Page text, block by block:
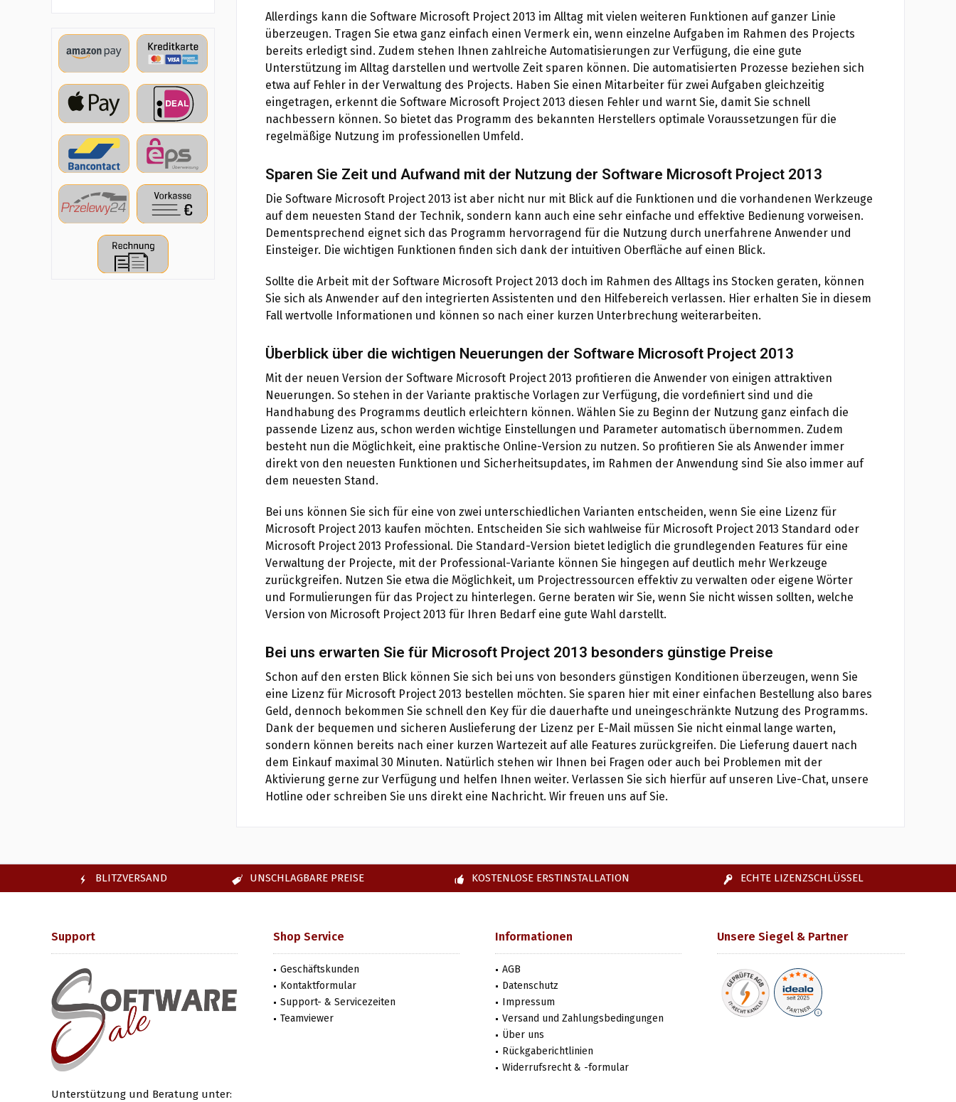
Allerdings kann die Software Microsoft Project 2013 im Alltag mit vielen weiteren Funktionen auf ganzer Linie
überzeugen. Tragen Sie etwa ganz einfach einen Vermerk ein, wenn einzelne Aufgaben im Rahmen des Projects
bereits erledigt sind. Zudem stehen Ihnen zahlreiche Automatisierungen zur Verfügung, die eine gute
Unterstützung im Alltag darstellen und wertvolle Zeit sparen können. Die automatisierten Prozesse beziehen sich
etwa auf Fehler in der Verwaltung des Projects. Haben Sie einen Mitarbeiter für zwei Aufgaben gleichzeitig
eingetragen, erkennt die Software Microsoft Project 2013 diesen Fehler und warnt Sie, damit Sie schnell
nachbessern können. So bietet das Programm des bekannten Herstellers optimale Voraussetzungen für die
regelmäßige Nutzung im professionellen Umfeld.
Sparen Sie Zeit und Aufwand mit der Nutzung der Software Microsoft Project 2013
Die Software Microsoft Project 2013 ist aber nicht nur mit Blick auf die Funktionen und die vorhandenen Werkzeuge
auf dem neuesten Stand der Technik, sondern kann auch eine sehr einfache und effektive Bedienung vorweisen.
Dementsprechend eignet sich das Programm hervorragend für die Nutzung durch unerfahrene Anwender und
Einsteiger. Die wichtigen Funktionen finden sich dank der intuitiven Oberfläche auf einen Blick.
Sollte die Arbeit mit der Software Microsoft Project 2013 doch im Rahmen des Alltags ins Stocken geraten, können
Sie sich als Anwender auf den integrierten Assistenten und den Hilfebereich verlassen. Hier erhalten Sie in diesem
Fall wertvolle Informationen und können so nach einer kurzen Unterbrechung weiterarbeiten.
Überblick über die wichtigen Neuerungen der Software Microsoft Project 2013
Mit der neuen Version der Software Microsoft Project 2013 profitieren die Anwender von einigen attraktiven
Neuerungen. So stehen in der Variante praktische Vorlagen zur Verfügung, die vordefiniert sind und die
Handhabung des Programms deutlich erleichtern können. Wählen Sie zu Beginn der Nutzung ganz einfach die
passende Lizenz aus, schon werden wichtige Einstellungen und Parameter automatisch übernommen. Zudem
besteht nun die Möglichkeit, eine praktische Online-Version zu nutzen. So profitieren Sie als Anwender immer
direkt von den neuesten Funktionen und Sicherheitsupdates, im Rahmen der Anwendung sind Sie also immer auf
dem neuesten Stand.
Bei uns können Sie sich für eine von zwei unterschiedlichen Varianten entscheiden, wenn Sie eine Lizenz für
Microsoft Project 2013 kaufen möchten. Entscheiden Sie sich wahlweise für Microsoft Project 2013 Standard oder
Microsoft Project 2013 Professional. Die Standard-Version bietet lediglich die grundlegenden Features für eine
Verwaltung der Projecte, mit der Professional-Variante können Sie hingegen auf deutlich mehr Werkzeuge
zurückgreifen. Nutzen Sie etwa die Möglichkeit, um Projectressourcen effektiv zu verwalten oder eigene Wörter
und Formulierungen für das Project zu hinterlegen. Gerne beraten wir Sie, wenn Sie nicht wissen sollten, welche
Version von Microsoft Project 2013 für Ihren Bedarf eine gute Wahl darstellt.
Bei uns erwarten Sie für Microsoft Project 2013 besonders günstige Preise
Schon auf den ersten Blick können Sie sich bei uns von besonders günstigen Konditionen überzeugen, wenn Sie
eine Lizenz für Microsoft Project 2013 bestellen möchten. Sie sparen hier mit einer einfachen Bestellung also bares
Geld, dennoch bekommen Sie schnell den Key für die dauerhafte und uneingeschränkte Nutzung des Programms.
Dank der bequemen und sicheren Auslieferung der Lizenz per E-Mail müssen Sie nicht einmal lange warten,
sondern können bereits nach einer kurzen Wartezeit auf alle Features zurückgreifen. Die Lieferung dauert nach
dem Einkauf maximal 30 Minuten. Natürlich stehen wir Ihnen bei Fragen oder auch bei Problemen mit der
Aktivierung gerne zur Verfügung und helfen Ihnen weiter. Verlassen Sie sich hierfür auf unseren Live-Chat, unsere
Hotline oder schreiben Sie uns direkt eine Nachricht. Wir freuen uns auf Sie.
BLITZVERSAND UNSCHLAGBARE PREISE KOSTENLOSE ERSTINSTALLATION ECHTE LIZENZSCHLÜSSEL
Support
Unterstützung und Beratung unter:
Shop Service
Geschäftskunden
Kontaktformular
Support- & Servicezeiten
Teamviewer
Informationen
AGB
Datenschutz
Impressum
Versand und Zahlungsbedingungen
Über uns
Rückgaberichtlinien
Widerrufsrecht & -formular
Unsere Siegel & Partner